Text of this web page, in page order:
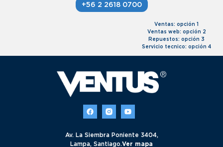
+56 2 2618 0700
Ventas: opción 1
Ventas web: opción 2
Repuestos: opción 3
Servicio tecnico: opción 4
Av. La Siembra Poniente 3404,
Lampa, Santiago.Ver mapa